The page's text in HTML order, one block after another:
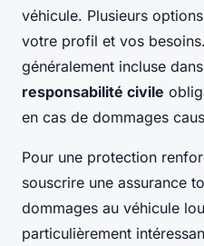
véhicule. Plusieurs
votre profil et vos
généralement incluse
responsabilité civile
en cas de dommages
Pour une protection
souscrire une assurance
dommages au véhicule
particulièrement